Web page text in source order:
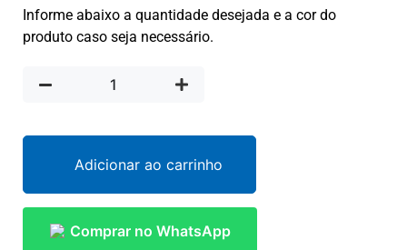
Informe abaixo a quantidade desejada e a cor do
produto caso seja necessário.
Adicionar ao carrinho
Comprar no WhatsApp